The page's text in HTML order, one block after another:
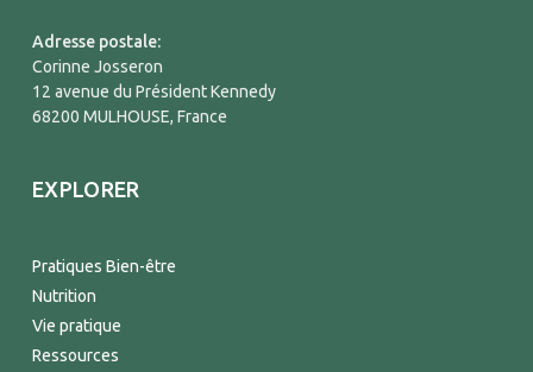
Adresse postale:
Corinne Josseron
12 avenue du Président Kennedy
68200 MULHOUSE, France
EXPLORER
Pratiques Bien-être
Nutrition
Vie pratique
Ressources